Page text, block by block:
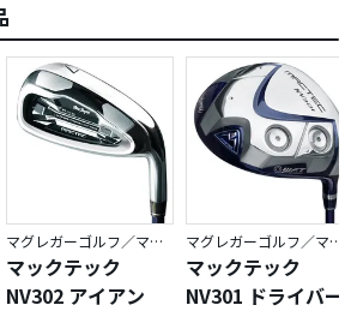
マグレガーゴルフ／マックテック
マックテック
NV302 アイアン
マグレガーゴルフ／マックテック
マックテック
NV301 ドライバー